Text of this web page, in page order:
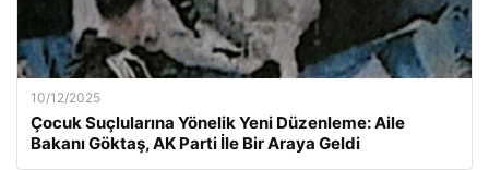
10/12/2025
Çocuk Suçlularına Yönelik Yeni Düzenleme: Aile
Bakanı Göktaş, AK Parti İle Bir Araya Geldi